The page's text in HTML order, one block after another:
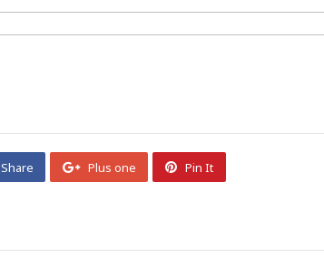
Share Plus one Pin It